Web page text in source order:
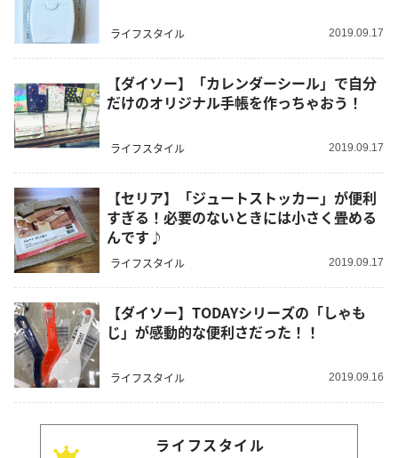
ライフスタイル 2019.09.17
【ダイソー】「カレンダーシール」で自分
だけのオリジナル手帳を作っちゃおう！
ライフスタイル 2019.09.17
【セリア】「ジュートストッカー」が便利
すぎる！必要のないときには小さく畳める
んです♪
ライフスタイル 2019.09.17
【ダイソー】TODAYシリーズの「しゃも
じ」が感動的な便利さだった！！
ライフスタイル 2019.09.16
ライフスタイル